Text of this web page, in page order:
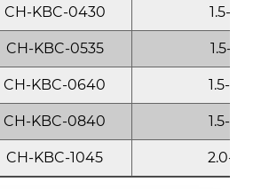
CH-KBC-0430 1.5-3.0
CH-KBC-0535 1.5-3.5
CH-KBC-0640 1.5-4.0
CH-KBC-0840 1.5-4.0
CH-KBC-1045 2.0-4.5